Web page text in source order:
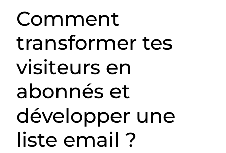
Comment
transformer tes
visiteurs en
abonnés et
développer une
liste email ?